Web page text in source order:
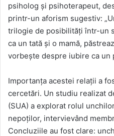
psiholog și psihoterapeut,
printr-un aforism sugestiv:
trilogie de posibilități într-un
ca un tată și o mamă,
vorbește despre iubire ca un
Importanța acestei relații a
cercetări. Un studiu realizat
(SUA) a explorat rolul
nepoților, intervievând
Concluziile au fost clare: